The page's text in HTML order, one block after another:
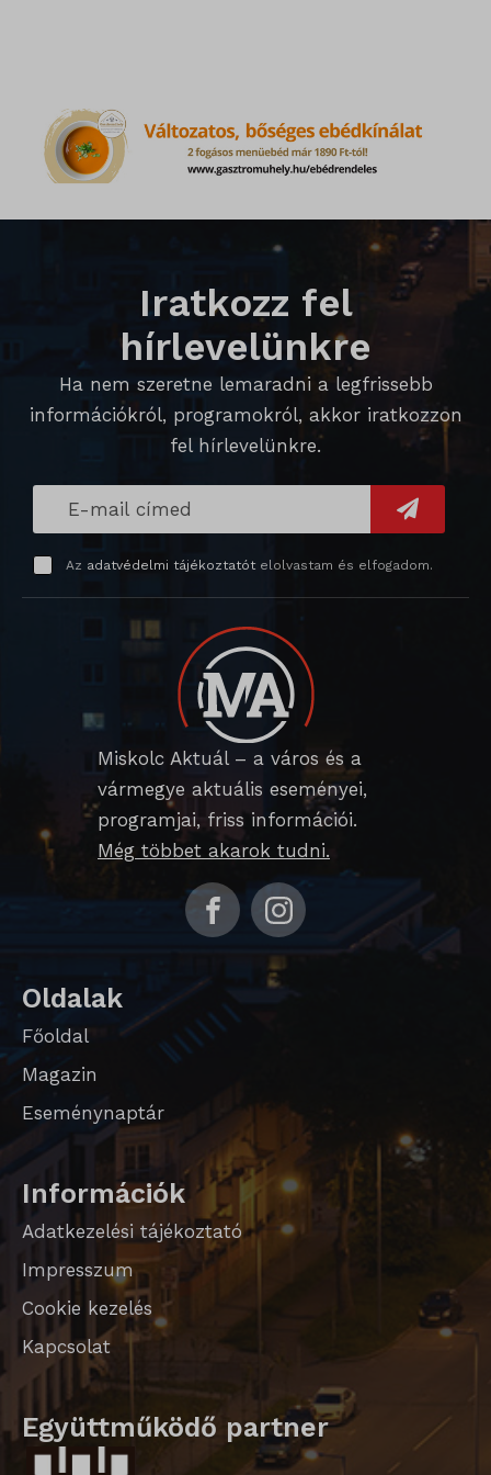
Iratkozz fel
hírlevelünkre
Ha nem szeretne lemaradni a legfrissebb
információkról, programokról, akkor iratkozzon
fel hírlevelünkre.
Az adatvédelmi tájékoztatótelolvastam és elfogadom.
Miskolc Aktuál – a város és a
vármegye aktuális eseményei,
programjai, friss információi.
Még többet akarok tudni.
Oldalak
Főoldal
Magazin
Eseménynaptár
Információk
Adatkezelési tájékoztató
Impresszum
Cookie kezelés
Kapcsolat
Együttműködő partner
cookieyes-consent
domain
SL_G_WPT_TO
SL_GWPT_Show_Hide_tmp
SLO_G_WPT_TO
SLO_GWPT_Show_Hide_tmp
SLO_wptGlobTipTmp
sm_spd_caution